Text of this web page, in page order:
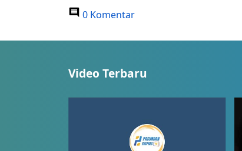
0 Komentar
Video Terbaru